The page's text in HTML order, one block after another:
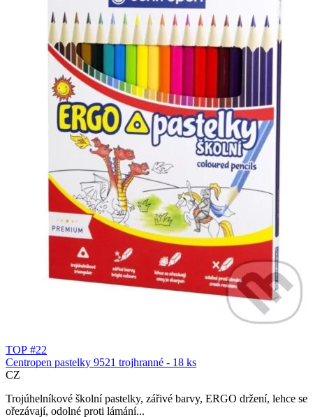
TOP #22
Centropen pastelky 9521 trojhranné - 18 ks
CZ
Trojúhelníkové školní pastelky, zářivé barvy, ERGO držení, lehce se
ořezávají, odolné proti lámání...